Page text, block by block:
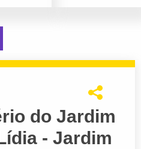
do Jardim
- Jardim